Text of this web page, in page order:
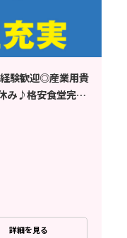
経験歓迎◎産業用貴
み♪格安食堂完備
詳細を見る